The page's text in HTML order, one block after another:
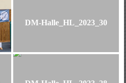
DM-Halle_HL_2023_30